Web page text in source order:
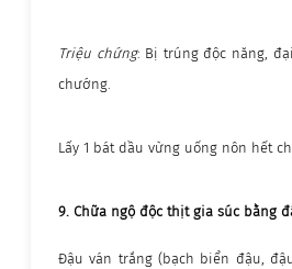
Triệu chứng: Bị trúng độc năng,
chướng.
Lấy 1 bát dầu vừng uống nôn hết
9. Chữa ngộ độc thịt gia súc bằng
Đậu ván trắng (bạch biển đậu,